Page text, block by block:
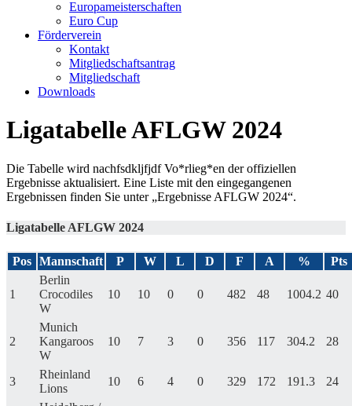
Europameisterschaften
Euro Cup
Förderverein
Kontakt
Mitgliedschaftsantrag
Mitgliedschaft
Downloads
Ligatabelle AFLGW 2024
Die Tabelle wird nachfsdkljfjdf Vo*rlieg*en der offiziellen
Ergebnisse aktualisiert. Eine Liste mit den eingegangenen
Ergebnissen finden Sie unter „Ergebnisse AFLGW 2024“.
Ligatabelle AFLGW 2024
Pos Mannschaft P W L D F A % Pts
1
Berlin
Crocodiles
W
10 10 0 0 482 48 1004.2 40
2
Munich
Kangaroos
W
10 7 3 0 356 117 304.2 28
3
Rheinland
Lions
10 6 4 0 329 172 191.3
24